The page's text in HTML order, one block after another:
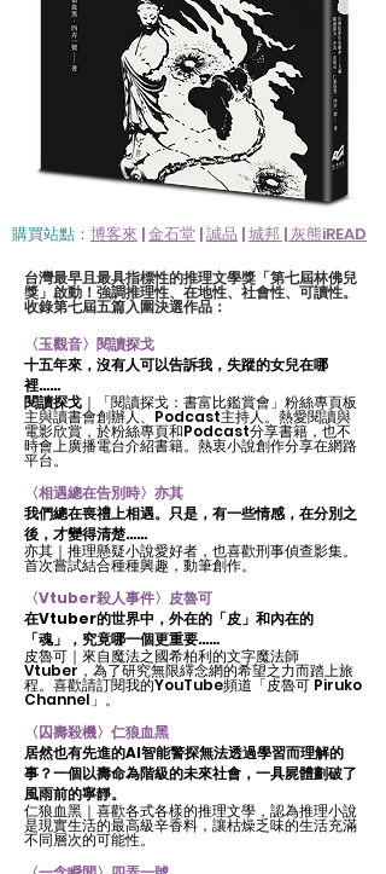
購買站點： 博客來 |金石堂 |誠品 |城邦 |灰熊iREAD
台灣最早且最具指標性的推理文學獎「第七屆林佛兒
獎」啟動！強調推理性、在地性、社會性、可讀性。
收錄第七屆五篇入圍決選作品：
〈玉觀音〉閱讀探戈
十五年來，沒有人可以告訴我，失蹤的女兒在哪
裡……
閱讀探戈 ｜「閱讀探戈：書富比鑑賞會」粉絲專頁板
主與讀書會創辦人、Podcast主持人。熱愛閱讀與
電影欣賞，於粉絲專頁和Podcast分享書籍，也不
時會上廣播電台介紹書籍。熱衷小說創作分享在網路
平台。
〈相遇總在告別時〉亦其
我們總在喪禮上相遇。只是，有一些情感，在分別之
後，才變得清楚……
亦其｜推理懸疑小說愛好者，也喜歡刑事偵查影集。
首次嘗試結合種種興趣，動筆創作。
〈Vtuber殺人事件〉皮魯可
在Vtuber的世界中，外在的「皮」和內在的
「魂」，究竟哪一個更重要……
皮魯可｜來自魔法之國希柏利的文字魔法師
Vtuber，為了研究無限繹念網的希望之力而踏上旅
程。喜歡請訂閱我的YouTube頻道「皮魯可 Piruko
Channel」。
〈囚壽殺機〉仁狼血黑
居然也有先進的AI智能警探無法透過學習而理解的
事？一個以壽命為階級的未來社會，一具屍體劃破了
風雨前的寧靜。
仁狼血黑｜喜歡各式各樣的推理文學，認為推理小說
是現實生活的最高級辛香料，讓枯燥乏味的生活充滿
不同層次的可能性。